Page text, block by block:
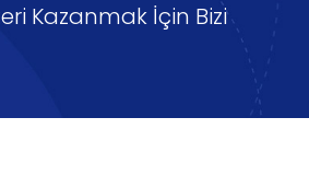
Kazanmak İçin Bizi